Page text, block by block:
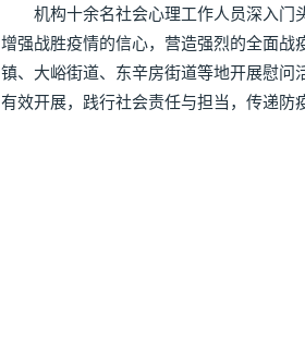
机构十余名社会心理工作人员深入门头
增强战胜疫情的信心，营造强烈的全面
镇、大峪街道、东辛房街道等地开展慰
有效开展，践行社会责任与担当，传递防